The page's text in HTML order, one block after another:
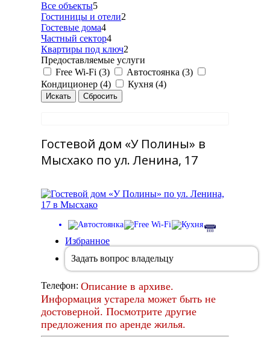
Все объекты5
Гостиницы и отели2
Гостевые дома4
Частный сектор4
Квартиры под ключ2
Предоставляемые услуги
Free Wi-Fi (3)
Автостоянка (3)
Кондиционер (4)
Кухня (4)
Гостевой дом «У Полины» в
Мысхако по ул. Ленина, 17
Избранное
Задать вопрос владельцу
Телефон: Описание в архиве.
Информация устарела может быть не
достоверной. Посмотрите другие
предложения по аренде жилья.